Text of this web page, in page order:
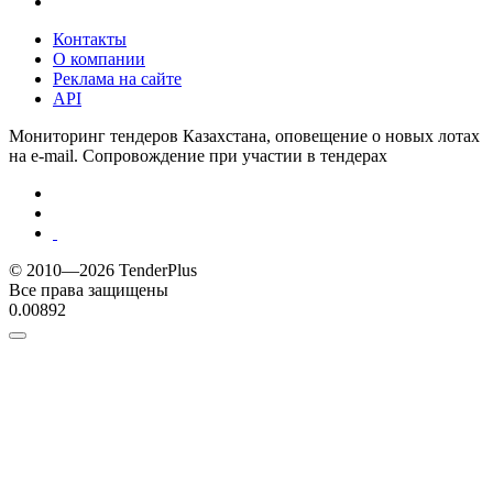
Контакты
О компании
Реклама на сайте
API
Мониторинг тендеров Казахстана, оповещение о новых лотах
на e-mail. Сопровождение при участии в тендерах
© 2010—2026 TenderPlus
Все права защищены
0.00892